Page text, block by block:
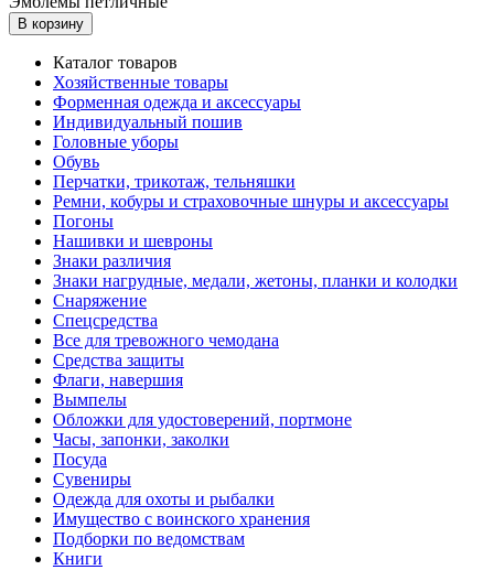
В корзину
Каталог товаров
Хозяйственные товары
Форменная одежда и аксессуары
Индивидуальный пошив
Головные уборы
Обувь
Перчатки, трикотаж, тельняшки
Ремни, кобуры и страховочные шнуры и аксессуары
Погоны
Нашивки и шевроны
Знаки различия
Знаки нагрудные, медали, жетоны, планки и колодки
Снаряжение
Спецсредства
Все для тревожного чемодана
Средства защиты
Флаги, навершия
Вымпелы
Обложки для удостоверений, портмоне
Часы, запонки, заколки
Посуда
Сувениры
Одежда для охоты и рыбалки
Имущество с воинского хранения
Подборки по ведомствам
Книги